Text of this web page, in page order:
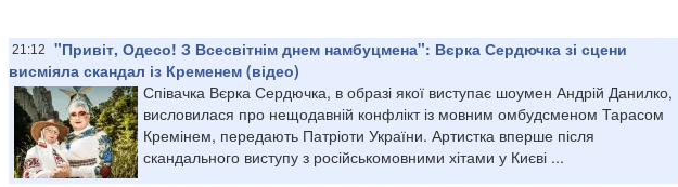
21:12
"Привіт, Одесо! З Всесвітнім днем намбуцмена": Вєрка Сердючка зі сцени
висміяла скандал із Кременем (відео)
Співачка Вєрка Сердючка, в образі якої виступає шоумен Андрій Данилко,
висловилася про нещодавній конфлікт із мовним омбудсменом Тарасом
Кремінем, передають Патріоти України. Артистка вперше після
скандального виступу з російськомовними хітами у Києві ...